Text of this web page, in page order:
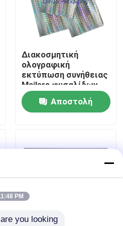
φυσαλίδας
Διακοσμητική
ολογραφική
εκτύπωση συνήθειας
Mailers φυσαλίδων
επιφάνειας VMPET
Αποστολή
PM
you looking